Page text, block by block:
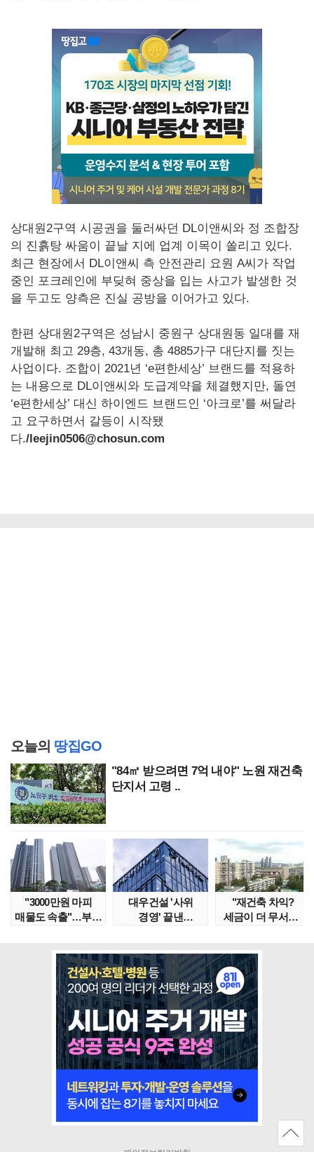
상대원2구역 시공권을 둘러싸던 DL이앤씨와 정 조합장
의 진흙탕 싸움이 끝날 지에 업계 이목이 쏠리고 있다.
최근 현장에서 DL이앤씨 측 안전관리 요원 A씨가 작업
중인 포크레인에 부딪혀 중상을 입는 사고가 발생한 것
을 두고도 양측은 진실 공방을 이어가고 있다.
한편 상대원2구역은 성남시 중원구 상대원동 일대를 재
개발해 최고 29층, 43개동, 총 4885가구 대단지를 짓는
사업이다. 조합이 2021년 ‘e편한세상’ 브랜드를 적용하
는 내용으로 DL이앤씨와 도급계약을 체결했지만, 돌연
‘e편한세상’ 대신 하이엔드 브랜드인 ‘아크로’를 써달라
고 요구하면서 갈등이 시작됐
다./leejin0506@chosun.com
오늘의 땅집GO
"84㎡ 받으려면 7억 내야" 노원 재건축
단지서 고령 ..
"3000만원 마피
매물도 속출"…부산
대우건설 '사위
경영' 끝낸
"재건축 차익?
세금이 더 무서워"